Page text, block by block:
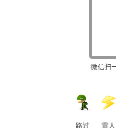
微信扫
路过 雷人